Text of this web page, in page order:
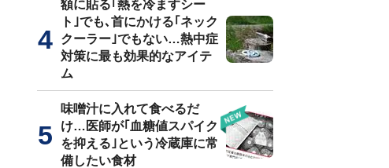
額に貼る｢熱を冷ますシー
ト｣でも､首にかける｢ネック
クーラー｣でもない…熱中症
対策に最も効果的なアイテ
ム
味噌汁に入れて食べるだ
け…医師が｢血糖値スパイク
を抑える｣という冷蔵庫に常
備したい食材